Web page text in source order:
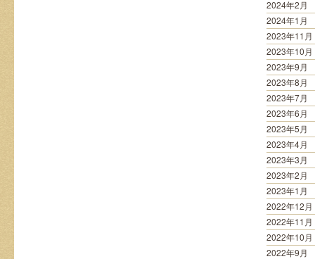
2024年2月
2024年1月
2023年11月
2023年10月
2023年9月
2023年8月
2023年7月
2023年6月
2023年5月
2023年4月
2023年3月
2023年2月
2023年1月
2022年12月
2022年11月
2022年10月
2022年9月